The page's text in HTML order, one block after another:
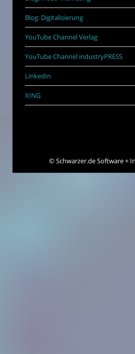
Blog: Digitalisierung
YouTube Channel Verlag
YouTube Channel industryPRESS
LinkedIn
XING
©Schwarzer.de Software +